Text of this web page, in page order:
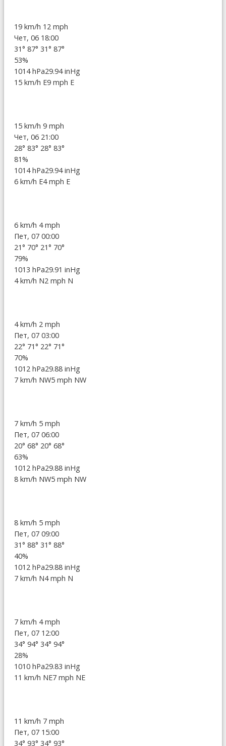
19 km/h 12 mph
Чет, 06 18:00
31° 87° 31° 87°
53%
1014 hPa29.94 inHg
15 km/h E9 mph E
15 km/h 9 mph
Чет, 06 21:00
28° 83° 28° 83°
81%
1014 hPa29.94 inHg
6 km/h E4 mph E
6 km/h 4 mph
Пет, 07 00:00
21° 70° 21° 70°
79%
1013 hPa29.91 inHg
4 km/h N2 mph N
4 km/h 2 mph
Пет, 07 03:00
22° 71° 22° 71°
70%
1012 hPa29.88 inHg
7 km/h NW5 mph NW
7 km/h 5 mph
Пет, 07 06:00
20° 68° 20° 68°
63%
1012 hPa29.88 inHg
8 km/h NW5 mph NW
8 km/h 5 mph
Пет, 07 09:00
31° 88° 31° 88°
40%
1012 hPa29.88 inHg
7 km/h N4 mph N
7 km/h 4 mph
Пет, 07 12:00
34° 94° 34° 94°
28%
1010 hPa29.83 inHg
11 km/h NE7 mph NE
11 km/h 7 mph
Пет, 07 15:00
34° 93° 34° 93°